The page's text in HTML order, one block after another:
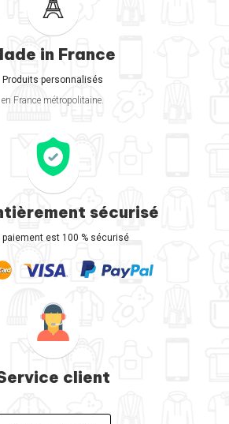
in France
Produits personnalisés
en France métropolitaine.
sécurisé
paiement est 100 % sécurisé
client